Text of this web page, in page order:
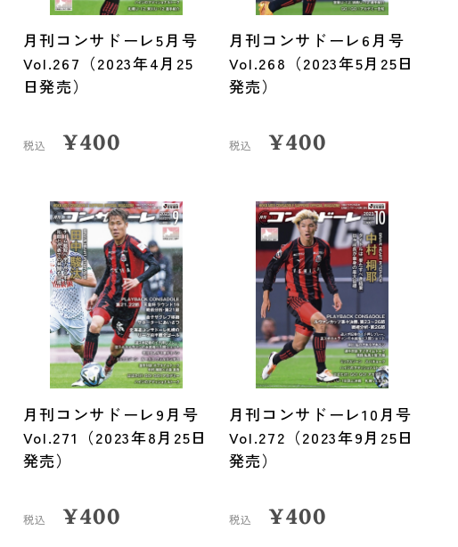
月刊コンサドーレ5月号
Vol.267（2023年4月25
日発売）
税込 ¥400
月刊コンサドーレ6月号
Vol.268（2023年5月25日
発売）
税込 ¥400
月刊コンサドーレ9月号
Vol.271（2023年8月25日
発売）
税込 ¥400
月刊コンサドーレ10月号
Vol.272（2023年9月25日
発売）
税込 ¥400